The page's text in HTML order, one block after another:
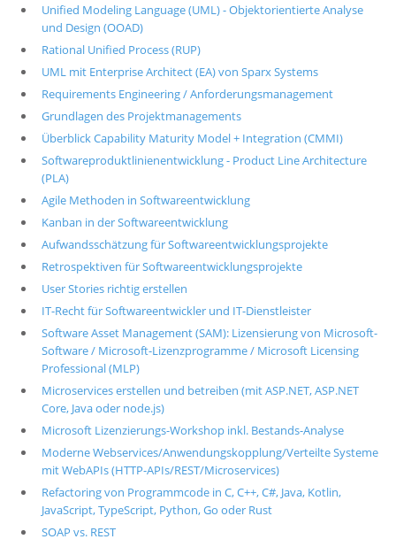
Unified Modeling Language (UML) - Objektorientierte Analyse
und Design (OOAD)
Rational Unified Process (RUP)
UML mit Enterprise Architect (EA) von Sparx Systems
Requirements Engineering / Anforderungsmanagement
Grundlagen des Projektmanagements
Überblick Capability Maturity Model + Integration (CMMI)
Softwareproduktlinienentwicklung - Product Line Architecture
(PLA)
Agile Methoden in Softwareentwicklung
Kanban in der Softwareentwicklung
Aufwandsschätzung für Softwareentwicklungsprojekte
Retrospektiven für Softwareentwicklungsprojekte
User Stories richtig erstellen
IT-Recht für Softwareentwickler und IT-Dienstleister
Software Asset Management (SAM): Lizensierung von Microsoft-
Software / Microsoft-Lizenzprogramme / Microsoft Licensing
Professional (MLP)
Microservices erstellen und betreiben (mit ASP.NET, ASP.NET
Core, Java oder node.js)
Microsoft Lizenzierungs-Workshop inkl. Bestands-Analyse
Moderne Webservices/Anwendungskopplung/Verteilte Systeme
mit WebAPIs (HTTP-APIs/REST/Microservices)
Refactoring von Programmcode in C, C++, C#, Java, Kotlin,
JavaScript, TypeScript, Python, Go oder Rust
SOAP vs. REST